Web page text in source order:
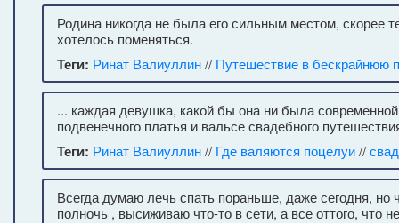
Родина никогда не была его сильным местом, скорее
хотелось поменяться.
Теги: Ринат Валиуллин// Путешествие в бескрайнюю
... каждая девушка, какой бы она ни была
подвенечного платья и вальсе свадебного
Теги: Ринат Валиуллин// Где валяются поцелуи//
Всегда думаю лечь спать пораньше, даже сегодня, но
полночь , высиживаю что-то в сети, а все оттого, что